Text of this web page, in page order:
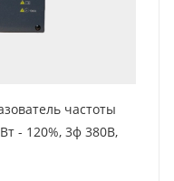
частоты
- 120%, 3ф 380В,